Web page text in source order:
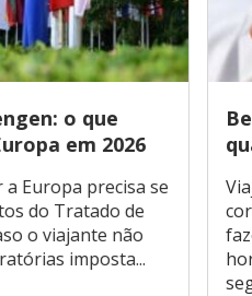
o que
em 2026
Europa precisa se
do Tratado de
o viajante não
imposta...